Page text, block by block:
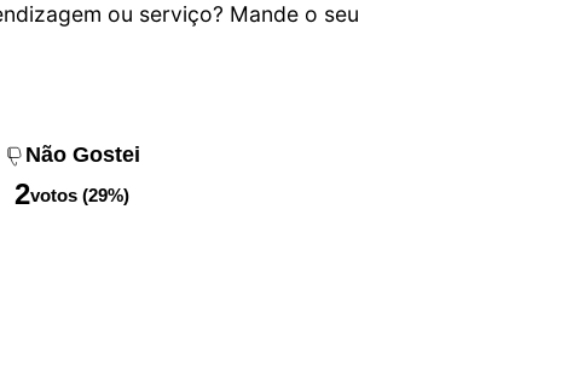
ou serviço? Mande o seu
Não Gostei
2votos (29%)